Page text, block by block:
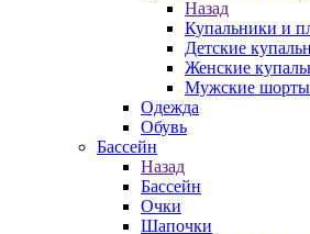
Назад
Купальники и
Детские
Женские
Мужские шорты
Одежда
Обувь
Бассейн
Назад
Бассейн
Очки
Шапочки